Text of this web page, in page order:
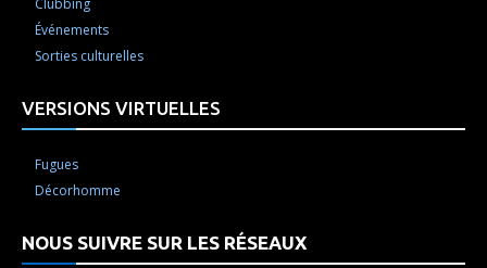
Événements
Sorties culturelles
VERSIONS VIRTUELLES
Fugues
Décorhomme
NOUS SUIVRE SUR LES RÉSEAUX